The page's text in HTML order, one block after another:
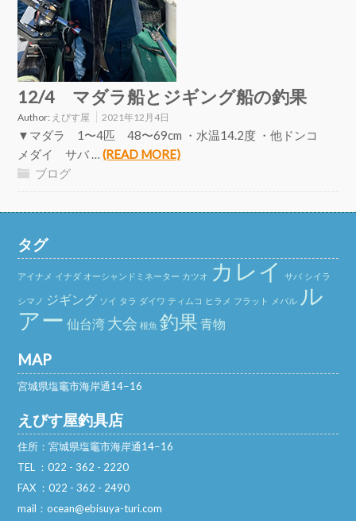
12/4 マダラ船とジギング船の釣果
Author: えびす屋 2021年12月4日
▼マダラ 1〜4匹 48〜69cm ・水温14.2度 ・他ドンコ
メダイ サバ …(READ MORE)
ブログ
タグ
アイナメ イナダ オーシャンドミネーター カツオ カレイ サバ シイラ
シマノ ジギング ソイ タラ ダイワ ティムコ ヒラメ フラット メバル ル
アー 仙台湾 大会 根魚 釣果 青物
MAP
宮城県塩竈市海岸通14−16
えびす屋釣具店
住所：宮城県塩竈市海岸通14−16
TEL ：022 - 362 - 2220
FAX ：022 - 362 - 2490
mail：ocean@ebisuya-turi.com